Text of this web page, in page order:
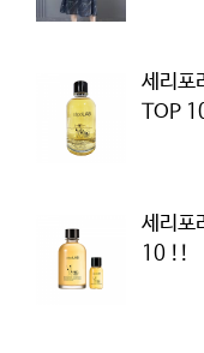
세리포
TOP
세리포
10 !!